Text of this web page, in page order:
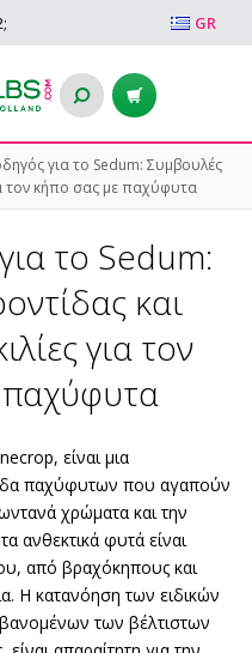
GR
;
για το Sedum: Συμβουλές
τον κήπο σας με παχύφυτα
το Sedum:
και
για τον
είναι μια
παχύφυτων που αγαπούν
χρώματα και την
ανθεκτικά φυτά είναι
από βραχόκηπους και
Η κατανόηση των ειδικών
των βέλτιστων